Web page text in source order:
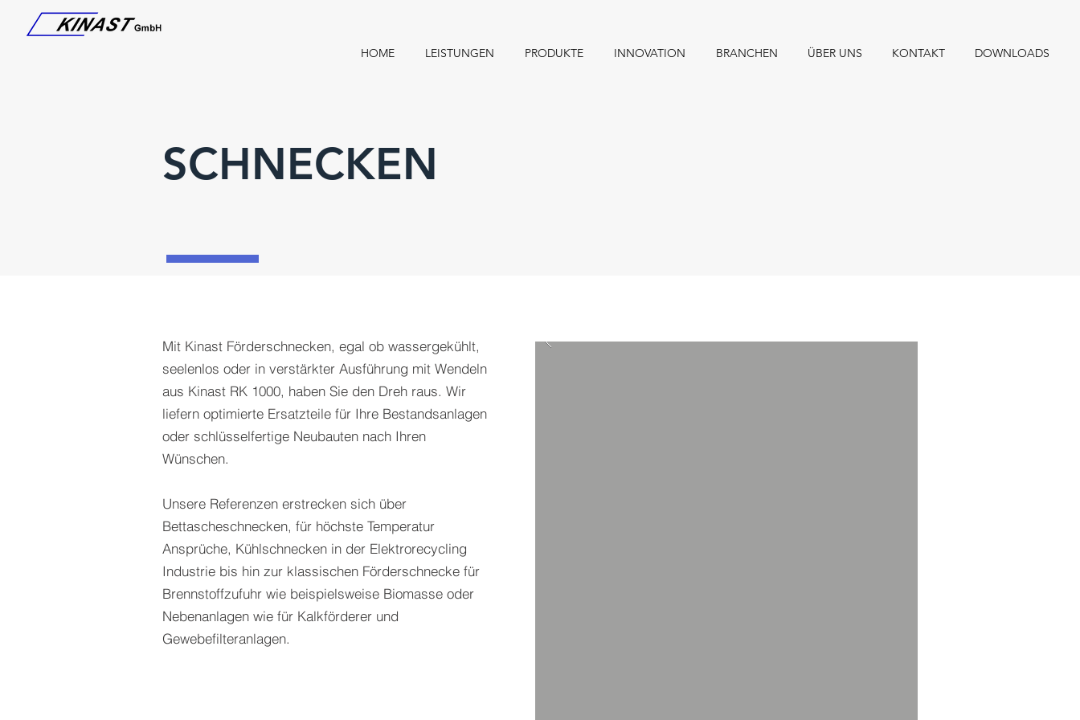
HOME LEISTUNGEN PRODUKTE INNOVATION BRANCHEN ÜBER UNS KONTAKT DOWNLOADS
SCHNECKEN
Mit Kinast Förderschnecken, egal ob wassergekühlt,
seelenlos oder in verstärkter Ausführung mit Wendeln
aus Kinast RK 1000, haben Sie den Dreh raus. Wir
liefern optimierte Ersatzteile für Ihre Bestandsanlagen
oder schlüsselfertige Neubauten nach Ihren
Wünschen.
Unsere Referenzen erstrecken sich über
Bettascheschnecken, für höchste Temperatur
Ansprüche, Kühlschnecken in der Elektrorecycling
Industrie bis hin zur klassischen Förderschnecke für
Brennstoffzufuhr wie beispielsweise Biomasse oder
Nebenanlagen wie für Kalkförderer und
Gewebefilteranlagen.